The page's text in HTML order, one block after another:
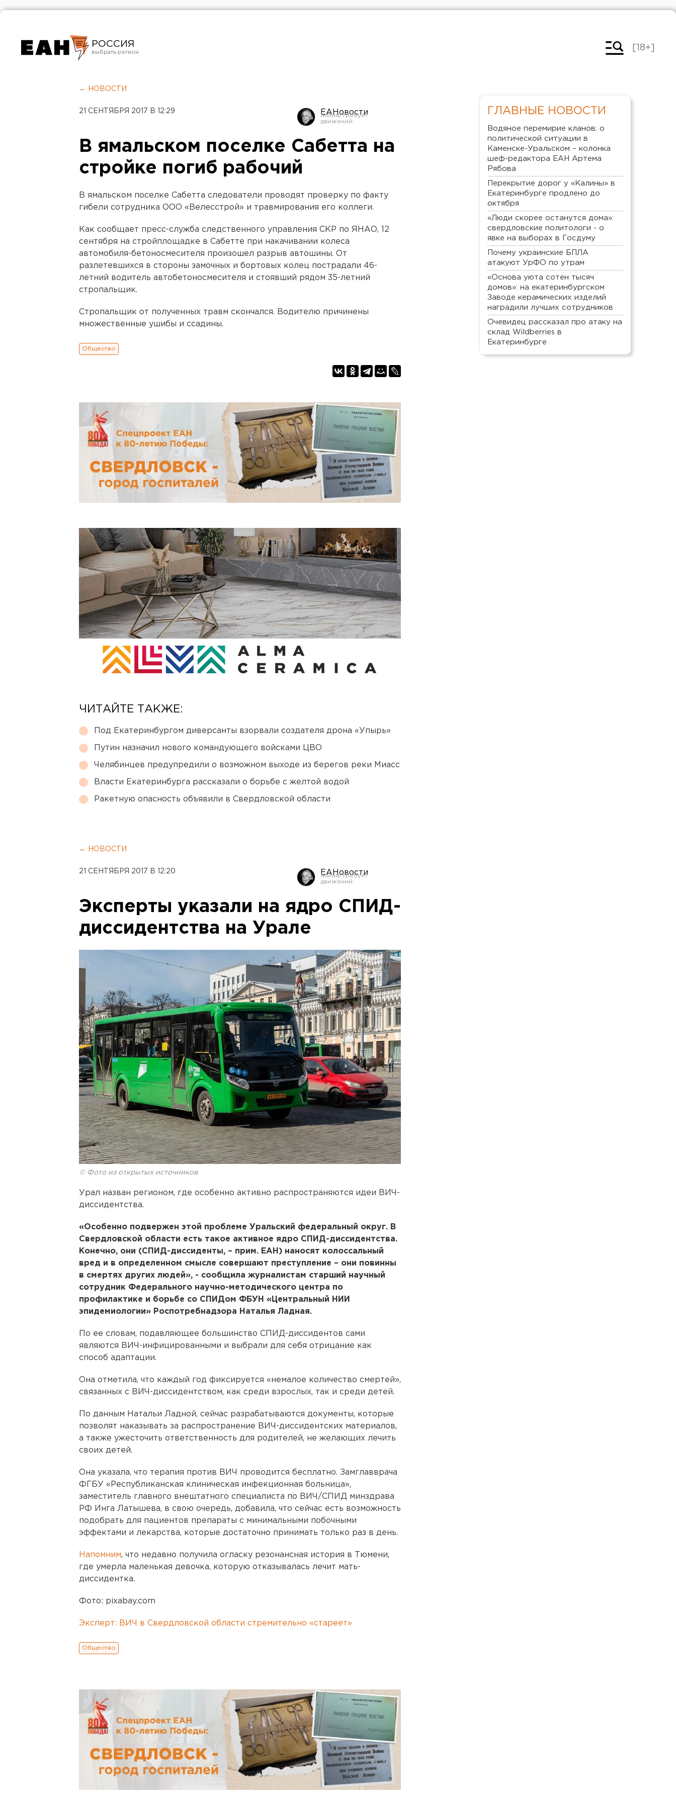
РОССИЯ
Челябинск
[18+]
← НОВОСТИ
21 СЕНТЯБРЯ 2017 В 12:29 ЕАНовости
В ямальском поселке Сабетта на
стройке погиб рабочий
В ямальском поселке Сабетта следователи проводят проверку по факту
гибели сотрудника ООО «Велесстрой» и травмирования его коллеги.
Как сообщает пресс-служба следственного управления СКР по ЯНАО, 12
сентября на стройплощадке в Сабетте при накачивании колеса
автомобиля-бетоносмесителя произошел разрыв автошины. От
разлетевшихся в стороны замочных и бортовых колец пострадали 46-
летний водитель автобетоносмесителя и стоявший рядом 35-летний
стропальщик.
Стропальщик от полученных травм скончался. Водителю причинены
множественные ушибы и ссадины.
Общество
ЧИТАЙТЕ ТАКЖЕ:
Под Екатеринбургом диверсанты взорвали создателя дрона «Упырь»
Путин назначил нового командующего войсками ЦВО
Челябинцев предупредили о возможном выходе из берегов реки Миасс
Власти Екатеринбурга рассказали о борьбе с желтой водой
Ракетную опасность объявили в Свердловской области
← НОВОСТИ
21 СЕНТЯБРЯ 2017 В 12:20 ЕАНовости
Эксперты указали на ядро СПИД-
диссидентства на Урале
© Фото из открытых источников
Урал назван регионом, где особенно активно распространяются идеи ВИЧ-
диссидентства.
«Особенно подвержен этой проблеме Уральский федеральный округ. В
Свердловской области есть такое активное ядро СПИД-диссидентства.
Конечно, они (СПИД-диссиденты, – прим. ЕАН) наносят колоссальный
вред и в определенном смысле совершают преступление – они повинны
в смертях других людей», - сообщила журналистам старший научный
сотрудник Федерального научно-методического центра по
профилактике и борьбе со СПИДом ФБУН «Центральный НИИ
эпидемиологии» Роспотребнадзора Наталья Ладная.
По ее словам, подавляющее большинство СПИД-диссидентов сами
являются ВИЧ-инфицированными и выбрали для себя отрицание как
способ адаптации.
Она отметила, что каждый год фиксируется «немалое количество смертей»,
связанных с ВИЧ-диссидентством, как среди взрослых, так и среди детей.
По данным Натальи Ладной, сейчас разрабатываются документы, которые
позволят наказывать за распространение ВИЧ-диссидентских материалов,
а также ужесточить ответственность для родителей, не желающих лечить
своих детей.
Она указала, что терапия против ВИЧ проводится бесплатно. Замглавврача
ФГБУ «Республиканская клиническая инфекционная больница»,
заместитель главного внештатного специалиста по ВИЧ/СПИД минздрава
РФ Инга Латышева, в свою очередь, добавила, что сейчас есть возможность
подобрать для пациентов препараты с минимальными побочными
эффектами и лекарства, которые достаточно принимать только раз в день.
Напомним, что недавно получила огласку резонансная история в Тюмени,
где умерла маленькая девочка, которую отказывалась лечит мать-
диссидентка.
Фото: pixabay.com
Эксперт: ВИЧ в Свердловской области стремительно «стареет»
Общество
ГЛАВНЫЕ НОВОСТИ
Водяное перемирие кланов: о
политической ситуации в
Каменске-Уральском – колонка
шеф-редактора ЕАН Артема
Рябова
Перекрытие дорог у «Калины» в
Екатеринбурге продлено до
октября
«Люди скорее останутся дома»:
свердловские политологи - о
явке на выборах в Госдуму
Почему украинские БПЛА
атакуют УрФО по утрам
«Основа уюта сотен тысяч
домов»: на екатеринбургском
Заводе керамических изделий
наградили лучших сотрудников
Очевидец рассказал про атаку на
склад Wildberries в
Екатеринбурге